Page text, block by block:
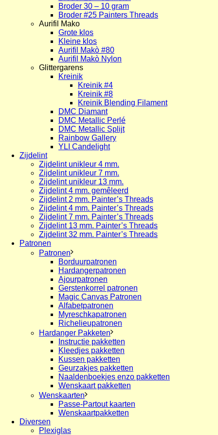
Broder 30 – 10 gram
Broder #25 Painters Threads
Aurifil Mako
Grote klos
Kleine klos
Aurifil Makò #80
Aurifil Makò Nylon
Glittergarens
Kreinik
Kreinik #4
Kreinik #8
Kreinik Blending Filament
DMC Diamant
DMC Metallic Perlé
DMC Metallic Splijt
Rainbow Gallery
YLI Candelight
Zijdelint
Zijdelint unikleur 4 mm.
Zijdelint unikleur 7 mm.
Zijdelint unikleur 13 mm.
Zijdelint 4 mm. gemêleerd
Zijdelint 2 mm. Painter’s Threads
Zijdelint 4 mm. Painter’s Threads
Zijdelint 7 mm. Painter’s Threads
Zijdelint 13 mm. Painter’s Threads
Zijdelint 32 mm. Painter’s Threads
Patronen
Patronen
Borduurpatronen
Hardangerpatronen
Ajourpatronen
Gerstenkorrel patronen
Magic Canvas Patronen
Alfabetpatronen
Myreschkapatronen
Richelieupatronen
Hardanger Pakketen
Instructie pakketten
Kleedjes pakketten
Kussen pakketten
Geurzakjes pakketten
Naaldenboekjes enzo pakketten
Wenskaart pakketten
Wenskaarten
Passe-Partout kaarten
Wenskaartpakketten
Diversen
Plexiglas